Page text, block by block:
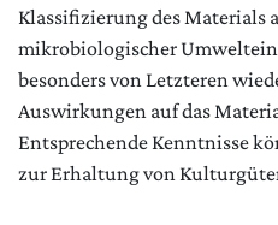
Klassifizierung des Materials
mikrobiologischer
besonders von Letzteren
Auswirkungen auf das
Entsprechende Kenntnisse
zur Erhaltung von